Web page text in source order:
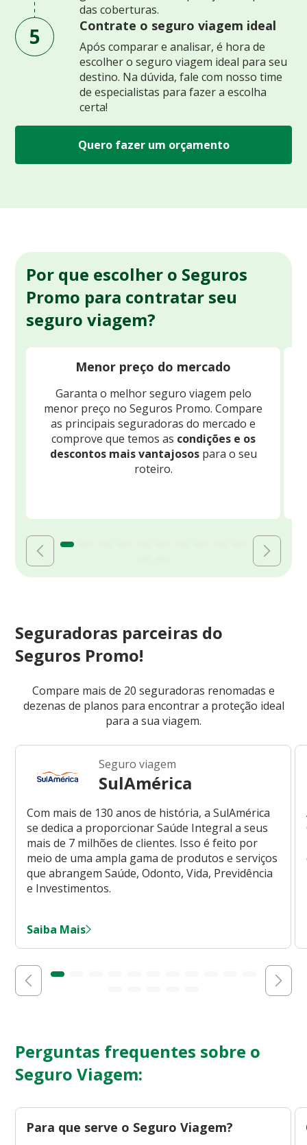
das coberturas.
5 Contrate o seguro viagem ideal
Após comparar e analisar, é hora de
escolher o seguro viagem ideal para seu
destino. Na dúvida, fale com nosso time
de especialistas para fazer a escolha
certa!
Quero fazer um orçamento
Por que escolher o Seguros
Promo para contratar seu
seguro viagem?
Menor preço do mercado
Garanta o melhor seguro viagem pelo
menor preço no Seguros Promo. Compare
as principais seguradoras do mercado e
comprove que temos as condições e os
descontos mais vantajosospara o seu
roteiro.
Seguradoras parceiras do
Seguros Promo!
Compare mais de 20 seguradoras renomadas e
dezenas de planos para encontrar a proteção ideal
para a sua viagem.
Seguro viagem
SulAmérica
Com mais de 130 anos de história, a SulAmérica
se dedica a proporcionar Saúde Integral a seus
mais de 7 milhões de clientes. Isso é feito por
meio de uma ampla gama de produtos e serviços
que abrangem Saúde, Odonto, Vida, Previdência
e Investimentos.
Saiba Mais
Perguntas frequentes sobre o
Seguro Viagem:
Para que serve o Seguro Viagem?